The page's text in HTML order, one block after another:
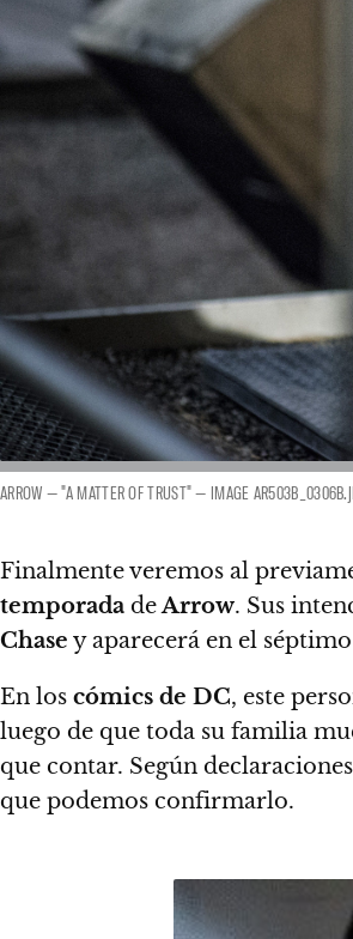
ARROW — "A MATTER OF TRUST" — IMAGE
Finalmente veremos al
temporada deArrow. Sus
Chase yaparecerá en el
En los cómics de DC, este
luego de que toda su familia
que contar. Según
que podemos confirmarlo.